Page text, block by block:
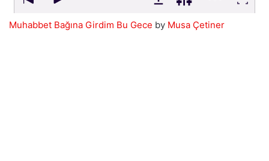
Muhabbet Bağına Girdim Bu Gece by Musa Çetiner